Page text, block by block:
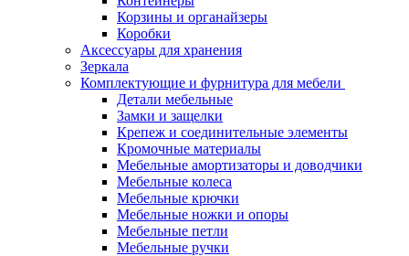
Корзины и органайзеры
Коробки
Аксессуары для хранения
Зеркала
Комплектующие и фурнитура для мебели
Детали мебельные
Замки и защелки
Крепеж и соединительные элементы
Кромочные материалы
Мебельные амортизаторы и доводчики
Мебельные колеса
Мебельные крючки
Мебельные ножки и опоры
Мебельные петли
Мебельные ручки